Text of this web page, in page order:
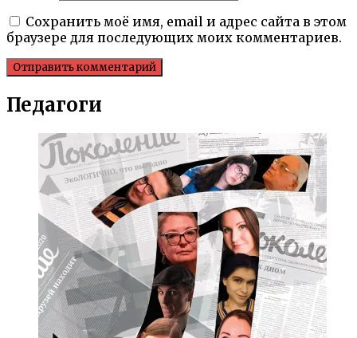
Сохранить моё имя, email и адрес сайта в этом
браузере для последующих моих комментариев.
Педагоги